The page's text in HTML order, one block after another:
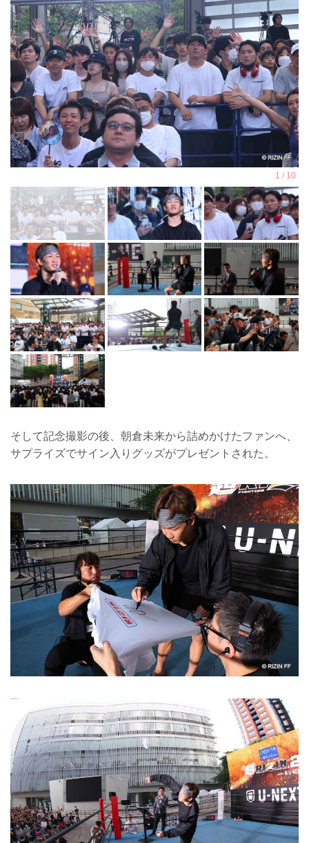
そして記念撮影の後、朝倉未来から詰めかけたファンへ、
サプライズでサイン入りグッズがプレゼントされた。